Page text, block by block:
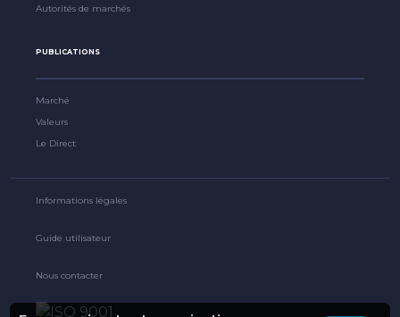
Autorités de marchés
PUBLICATIONS
Marché
Valeurs
Le Direct
Informations légales
Guide utilisateur
Nous contacter